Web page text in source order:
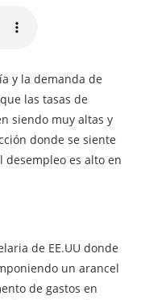
y la demanda de
las tasas de
siendo muy altas y
donde se siente
desempleo es alto en
de EE.UU donde
un arancel
de gastos en